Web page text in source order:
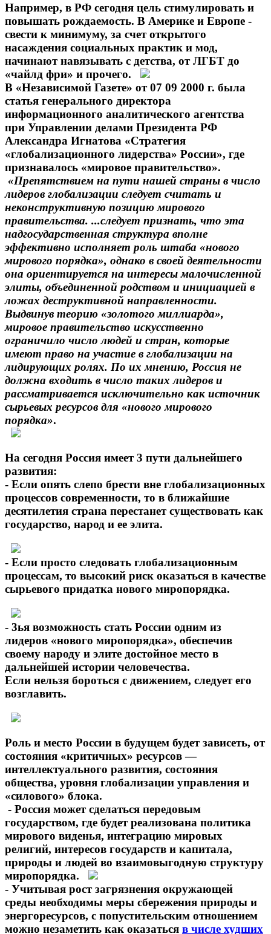
Например, в РФ сегодня цель стимулировать и
повышать рождаемость. В Америке и Европе -
свести к минимуму, за счет открытого
насаждения социальных практик и мод,
начинают навязывать с детства, от ЛГБТ до
«чайлд фри» и прочего.
В «Независимой Газете» от 07 09 2000 г. была
статья генерального директора
информационного аналитического агентства
при Управлении делами Президента РФ
Александра Игнатова «Стратегия
«глобализационного лидерства» России», где
признавалось «мировое правительство».
«Препятствием на пути нашей страны в число
лидеров глобализации следует считать и
неконструктивную позицию мирового
правительства. ...следует признать, что эта
надгосударственная структура вполне
эффективно исполняет роль штаба «нового
мирового порядка», однако в своей деятельности
она ориентируется на интересы малочисленной
элиты, объединенной родством и инициацией в
ложах деструктивной направленности.
Выдвинув теорию «золотого миллиарда»,
мировое правительство искусственно
ограничило число людей и стран, которые
имеют право на участие в глобализации на
лидирующих ролях. По их мнению, Россия не
должна входить в число таких лидеров и
рассматривается исключительно как источник
сырьевых ресурсов для «нового мирового
порядка».
На сегодня Россия имеет 3 пути дальнейшего
развития:
- Если опять слепо брести вне глобализационных
процессов современности, то в ближайшие
десятилетия страна перестанет существовать как
государство, народ и ее элита.
- Если просто следовать глобализационным
процессам, то высокий риск оказаться в качестве
сырьевого придатка нового миропорядка.
- 3ья возможность стать России одним из
лидеров «нового миропорядка», обеспечив
своему народу и элите достойное место в
дальнейшей истории человечества.
Если нельзя бороться с движением, следует его
возглавить.
Роль и место России в будущем будет зависеть, от
состояния «критичных» ресурсов —
интеллектуального развития, состояния
общества, уровня глобализации управления и
«силового» блока.
- Россия может сделаться передовым
государством, где будет реализована политика
мирового виденья, интеграцию мировых
религий, интересов государств и капитала,
природы и людей во взаимовыгодную структуру
миропорядка.
- Учитывая рост загрязнения окружающей
среды необходимы меры сбережения природы и
энергоресурсов, с попустительским отношением
можно незаметить как оказаться в числе худших